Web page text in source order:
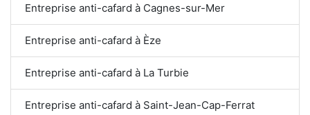
Entreprise anti-cafard à Cagnes-sur-Mer
Entreprise anti-cafard à Èze
Entreprise anti-cafard à La Turbie
Entreprise anti-cafard à Saint-Jean-Cap-Ferrat